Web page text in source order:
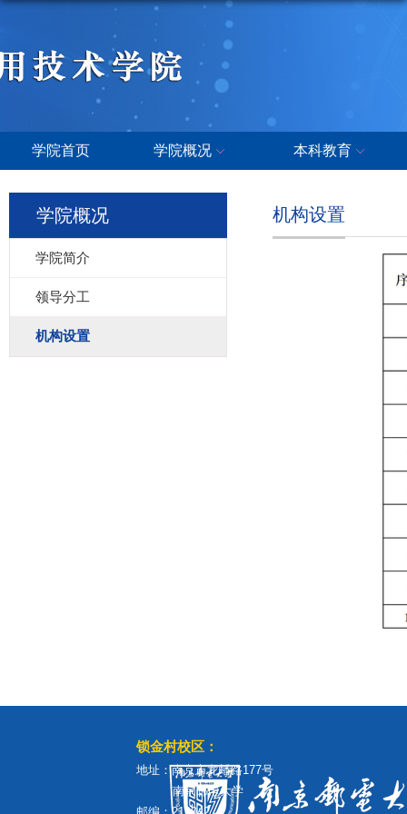
学院首页 学院概况 本科教育
学院概况
学院简介
领导分工
机构设置
机构设置
锁金村校区：
地址：南京市龙蟠路177号
南京邮电大学